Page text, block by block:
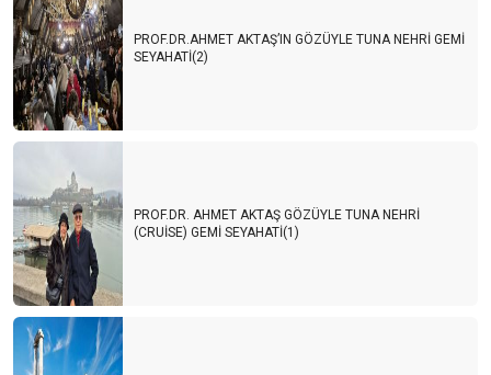
PROF.DR.AHMET AKTAŞ’IN GÖZÜYLE TUNA NEHRİ GEMİ
SEYAHATİ(2)
PROF.DR. AHMET AKTAŞ GÖZÜYLE TUNA NEHRİ
(CRUİSE) GEMİ SEYAHATİ(1)